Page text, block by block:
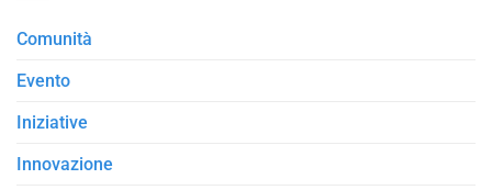
Comunità
Evento
Iniziative
Innovazione